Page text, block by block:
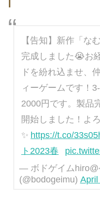
【告知】新作「な
完成しました😭お
ドを紛れ込ませ、
ィーゲームです！
2000円です。製品
開始しました！よ
✨ https://t.co/
ト2023春
— ボドゲイムhiro@
(@bodogeimu) April